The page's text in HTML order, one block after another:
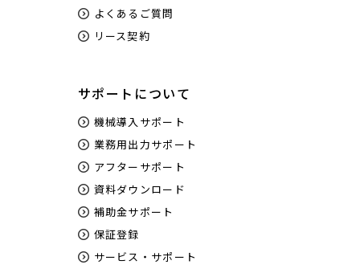
よくあるご質問
リース契約
サポートについて
機械導入サポート
業務用出力サポート
アフターサポート
資料ダウンロード
補助金サポート
保証登録
サービス・サポート